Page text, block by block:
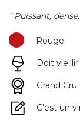
" Puissant,
Rouge
Doit vieillir
Grand Cru
C'est un